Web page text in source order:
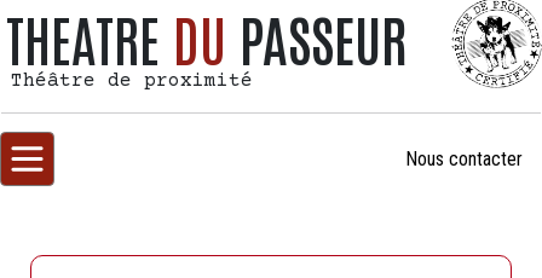
THEATRE DU PASSEUR
Théâtre de proximité
Nous contacter